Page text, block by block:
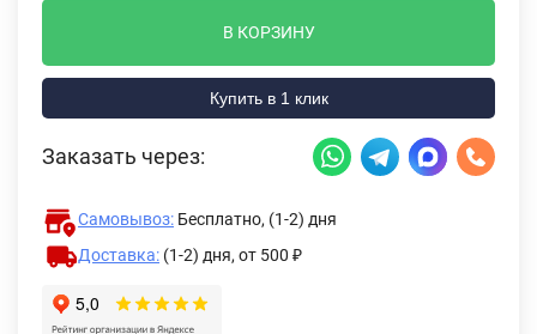
В КОРЗИНУ
Купить в 1 клик
Заказать через:
Самовывоз: Бесплатно, (1-2) дня
Доставка: (1-2) дня, от 500 ₽